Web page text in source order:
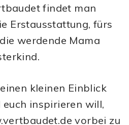
findet man
Erstausstattung, fürs
werdende Mama
kleinen Einblick
inspirieren will,
vorbei zu